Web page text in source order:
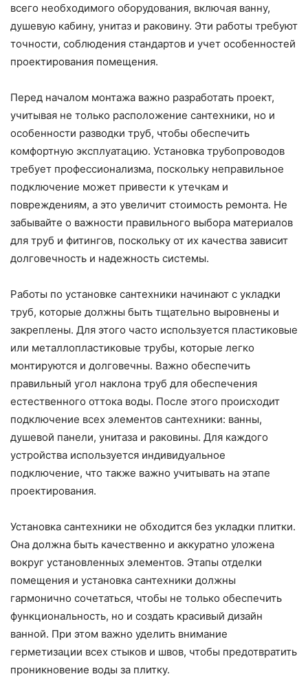
всего необходимого оборудования, включая ванну,
душевую кабину, унитаз и раковину. Эти работы требуют
точности, соблюдения стандартов и учет особенностей
проектирования помещения.
Перед началом монтажа важно разработать проект,
учитывая не только расположение сантехники, но и
особенности разводки труб, чтобы обеспечить
комфортную эксплуатацию. Установка трубопроводов
требует профессионализма, поскольку неправильное
подключение может привести к утечкам и
повреждениям, а это увеличит стоимость ремонта. Не
забывайте о важности правильного выбора материалов
для труб и фитингов, поскольку от их качества зависит
долговечность и надежность системы.
Работы по установке сантехники начинают с укладки
труб, которые должны быть тщательно выровнены и
закреплены. Для этого часто используется пластиковые
или металлопластиковые трубы, которые легко
монтируются и долговечны. Важно обеспечить
правильный угол наклона труб для обеспечения
естественного оттока воды. После этого происходит
подключение всех элементов сантехники: ванны,
душевой панели, унитаза и раковины. Для каждого
устройства используется индивидуальное
подключение, что также важно учитывать на этапе
проектирования.
Установка сантехники не обходится без укладки плитки.
Она должна быть качественно и аккуратно уложена
вокруг установленных элементов. Этапы отделки
помещения и установка сантехники должны
гармонично сочетаться, чтобы не только обеспечить
функциональность, но и создать красивый дизайн
ванной. При этом важно уделить внимание
герметизации всех стыков и швов, чтобы предотвратить
проникновение воды за плитку.